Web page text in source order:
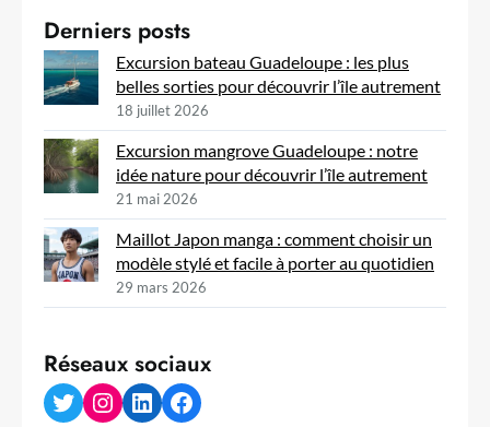
Derniers posts
Excursion bateau Guadeloupe : les plus
belles sorties pour découvrir l’île autrement
18 juillet 2026
Excursion mangrove Guadeloupe : notre
idée nature pour découvrir l’île autrement
21 mai 2026
Maillot Japon manga : comment choisir un
modèle stylé et facile à porter au quotidien
29 mars 2026
Réseaux sociaux
Twitter Instagram LinkedIn Facebook